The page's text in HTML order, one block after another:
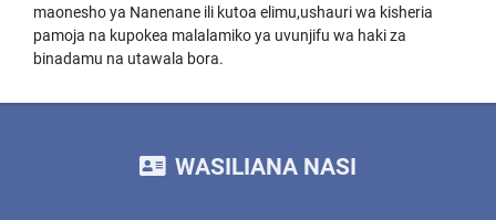
maonesho ya Nanenane ili kutoa elimu,ushauri wa kisheria
pamoja na kupokea malalamiko ya uvunjifu wa haki za
binadamu na utawala bora.
WASILIANA NASI